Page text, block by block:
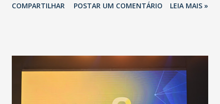
adotadas pelo Governo do Estado na contenção da
população suspeita e de cuidados com os ambientes
públicos e domiciliares. “Nós não estamos vivendo uma
epidemia comum, como temos em todos os anos, com
COMPARTILHAR POSTAR UM COMENTÁRIO LEIA MAIS »